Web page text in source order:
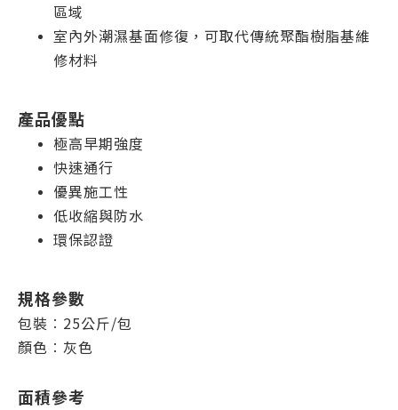
區域
室內外潮濕基面修復，可取代傳統聚酯樹脂基維
修材料
產品優點
極高早期強度
快速通行
優異施工性
低收縮與防水
環保認證
規格參數
包裝︰25公斤/包
顏色︰灰色
面積參考